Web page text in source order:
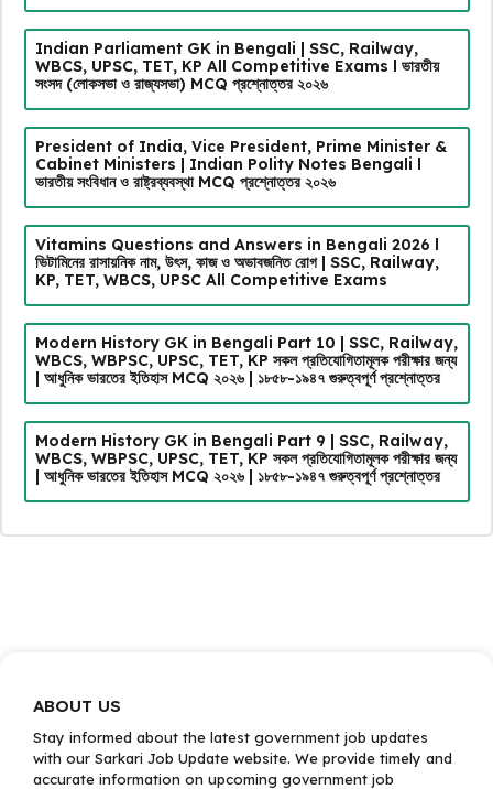
Indian Parliament GK in Bengali | SSC, Railway,
WBCS, UPSC, TET, KP All Competitive Exams l ভারতীয়
সংসদ (লোকসভা ও রাজ্যসভা) MCQ প্রশ্নোত্তর ২০২৬
President of India, Vice President, Prime Minister &
Cabinet Ministers | Indian Polity Notes Bengali l
ভারতীয় সংবিধান ও রাষ্ট্রব্যবস্থা MCQ প্রশ্নোত্তর ২০২৬
Vitamins Questions and Answers in Bengali 2026 l
ভিটামিনের রাসায়নিক নাম, উৎস, কাজ ও অভাবজনিত রোগ | SSC, Railway,
KP, TET, WBCS, UPSC All Competitive Exams
Modern History GK in Bengali Part 10 | SSC, Railway,
WBCS, WBPSC, UPSC, TET, KP সকল প্রতিযোগিতামূলক পরীক্ষার জন্য
| আধুনিক ভারতের ইতিহাস MCQ ২০২৬ | ১৮৫৮-১৯৪৭ গুরুত্বপূর্ণ প্রশ্নোত্তর
Modern History GK in Bengali Part 9 | SSC, Railway,
WBCS, WBPSC, UPSC, TET, KP সকল প্রতিযোগিতামূলক পরীক্ষার জন্য
| আধুনিক ভারতের ইতিহাস MCQ ২০২৬ | ১৮৫৮-১৯৪৭ গুরুত্বপূর্ণ প্রশ্নোত্তর
ABOUT US
Stay informed about the latest government job updates
with our Sarkari Job Update website. We provide timely and
accurate information on upcoming government job